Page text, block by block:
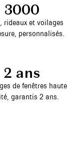
3000
rideaux et voilages
personnalisés.
2 ans
de fenêtres haute
garantis 2 ans.